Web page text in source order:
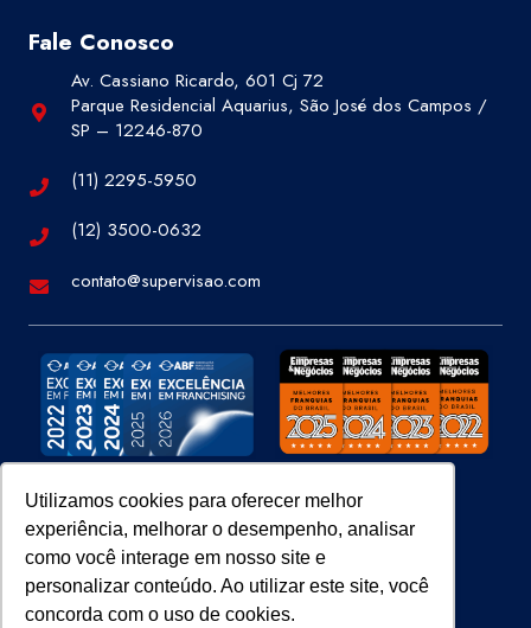
Utilizamos cookies para oferecer melhor
experiência, melhorar o desempenho, analisar
como você interage em nosso site e
personalizar conteúdo. Ao utilizar este site, você
concorda com o uso de cookies.
Fale Conosco
Av. Cassiano Ricardo, 601 Cj 72
Parque Residencial Aquarius, São José dos Campos /
SP – 12246-870
(11) 2295-5950
(12) 3500-0632
contato@supervisao.com
Site 100% Seguro